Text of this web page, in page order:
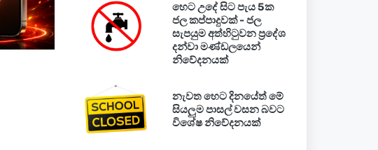
හෙට උදේ සිට පැය 5ක
ජල කප්පාදුවක් - ජල
සැපයුම අත්හිටුවන ප්‍රදේශ
දන්වා මණ්ඩලයෙන්
නිවේදනයක්
නැවත හෙට දිනයේත් මේ
සියලුම පාසල් වසන බවට
විශේෂ නිවේදනයක්